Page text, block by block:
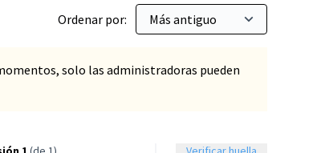
Ordenar por:
solo las administradoras pueden